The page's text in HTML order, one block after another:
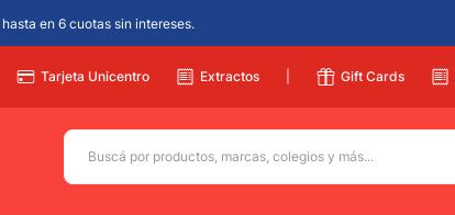
en 6 cuotas sin intereses.
Tarjeta Unicentro Extractos Gift Cards
Buscá por productos, marcas, colegios y más...